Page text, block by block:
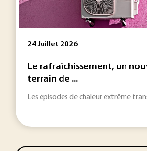
24 Juillet 2026
Le rafraîchissement, un
terrain de ...
Les épisodes de chaleur extrême